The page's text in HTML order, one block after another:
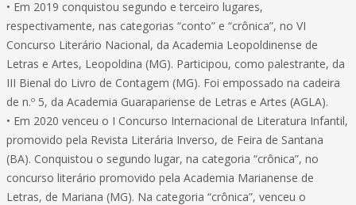
• Em 2019 conquistou segundo e terceiro lugares,
respectivamente, nas categorias “conto” e “crônica”, no VI
Concurso Literário Nacional, da Academia Leopoldinense de
Letras e Artes, Leopoldina (MG). Participou, como palestrante, da
III Bienal do Livro de Contagem (MG). Foi empossado na cadeira
de n.º 5, da Academia Guarapariense de Letras e Artes (AGLA).
• Em 2020 venceu o I Concurso Internacional de Literatura Infantil,
promovido pela Revista Literária Inverso, de Feira de Santana
(BA). Conquistou o segundo lugar, na categoria “crônica”, no
concurso literário promovido pela Academia Marianense de
Letras, de Mariana (MG). Na categoria “crônica”, venceu o